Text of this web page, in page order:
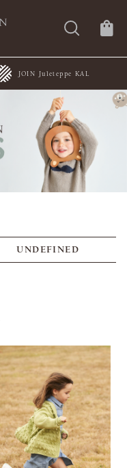
JOIN Juleteppe KAL
UNDEFINED